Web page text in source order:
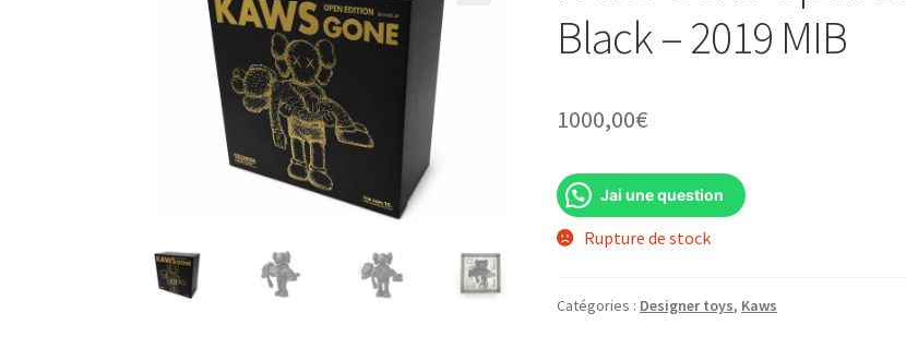
Black – 2019 MIB
1000,00€
Jai une question
Rupture de stock
Catégories : Designer toys, Kaws